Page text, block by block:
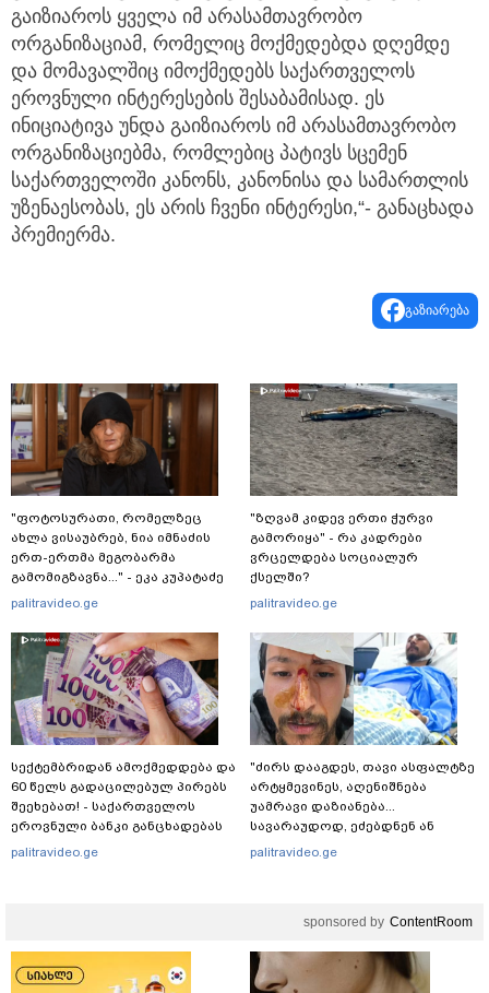
გაიზიაროს ყველა იმ არასამთავრობო
ორგანიზაციამ, რომელიც მოქმედებდა დღემდე
და მომავალშიც იმოქმედებს საქართველოს
ეროვნული ინტერესების შესაბამისად. ეს
ინიციატივა უნდა გაიზიაროს იმ არასამთავრობო
ორგანიზაციებმა, რომლებიც პატივს სცემენ
საქართველოში კანონს, კანონისა და სამართლის
უზენაესობას, ეს არის ჩვენი ინტერესი,“- განაცხადა
პრემიერმა.
გაზიარება
"ფოტოსურათი, რომელზეც
ახლა ვისაუბრებ, ნია იმნაძის
ერთ-ერთმა მეგობარმა
გამომიგზავნა..." - ეკა კუპატაძე
palitravideo.ge
სექტემბრიდან ამოქმედდება და
60 წელს გადაცილებულ პირებს
შეეხებათ! - საქართველოს
ეროვნული ბანკი განცხადებას
ავრცელებს
palitravideo.ge
"ზღვამ კიდევ ერთი ჭურვი
გამორიყა" - რა კადრები
ვრცელდება სოციალურ
ქსელში?
palitravideo.ge
"ძირს დააგდეს, თავი ასფალტზე
არტყმევინეს, აღენიშნება
უამრავი დაზიანება...
სავარაუდოდ, ეძებდნენ ან
დებდნენ ნარკოტიკს" - რას
ფიზიკურად გაუსწორდნენ?
palitravideo.ge
sponsored by ContentRoom